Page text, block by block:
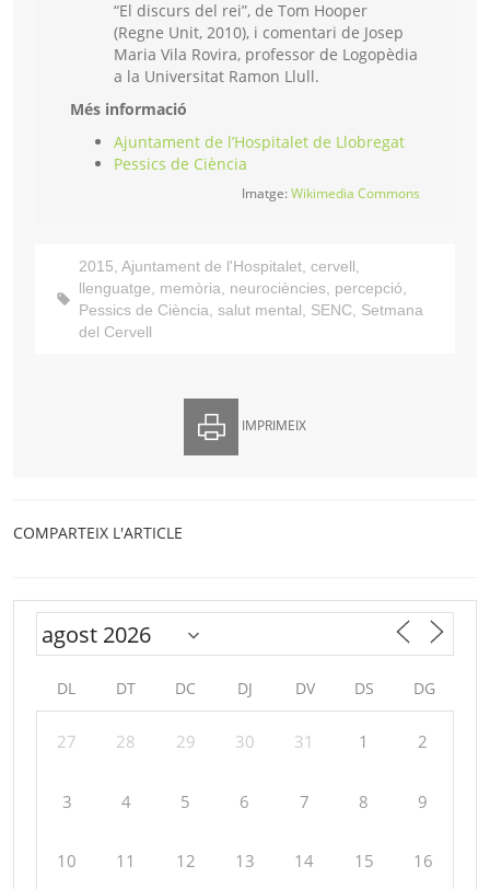
“El discurs del rei”, de Tom Hooper
(Regne Unit, 2010), i comentari de Josep
Maria Vila Rovira, professor de Logopèdia
a la Universitat Ramon Llull.
Més informació
Ajuntament de l’Hospitalet de Llobregat
Pessics de Ciència
Imatge:Wikimedia Commons
2015, Ajuntament de l'Hospitalet, cervell,
llenguatge, memòria, neurociències, percepció,
Pessics de Ciència, salut mental, SENC, Setmana
del Cervell
IMPRIMEIX
COMPARTEIX L'ARTICLE
DL DT DC DJ DV DS DG
27 28 29 30 31 1 2
3 4 5 6 7 8 9
10 11 12 13 14 15 16